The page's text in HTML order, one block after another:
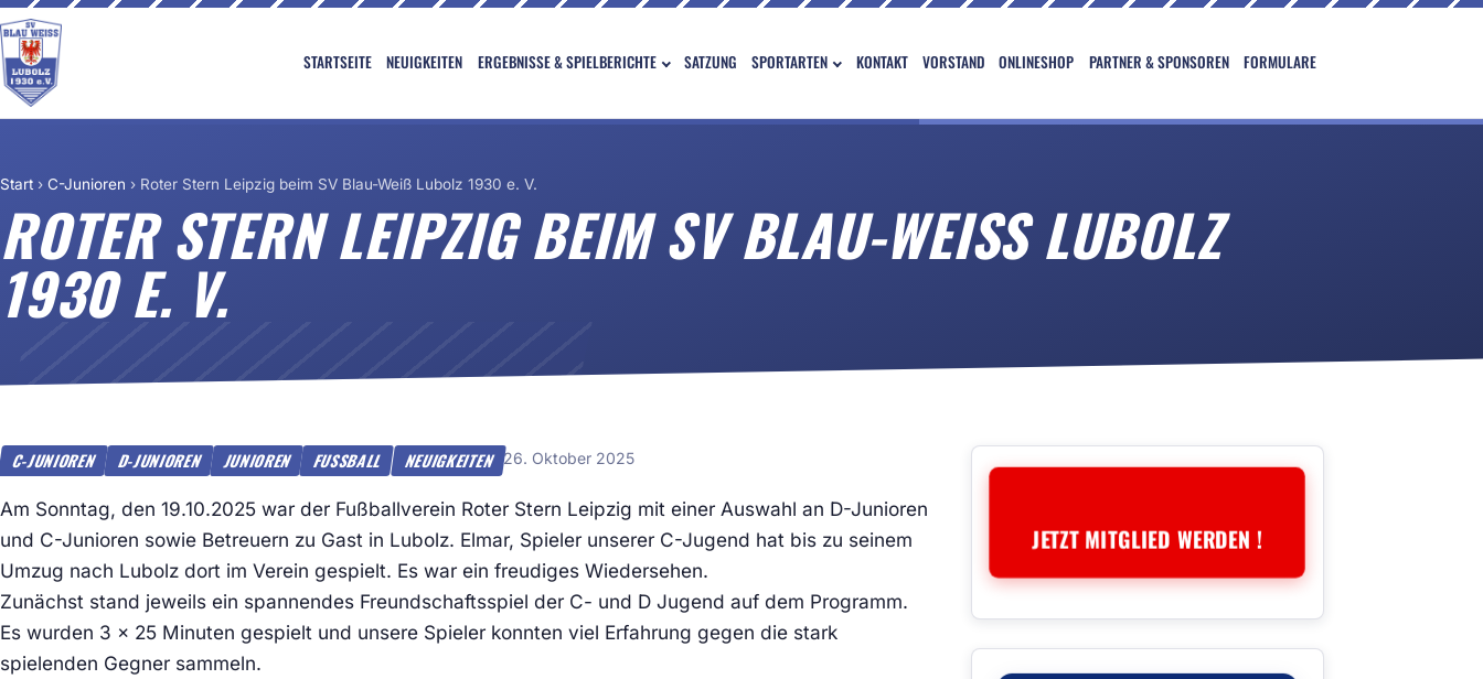
STARTSEITE NEUIGKEITEN ERGEBNISSE & SPIELBERICHTE SATZUNG SPORTARTEN KONTAKT VORSTAND ONLINESHOP PARTNER & SPONSOREN FORMULARE
Start › C-Junioren › Roter Stern Leipzig beim SV Blau-Weiß Lubolz 1930 e. V.
ROTER STERN LEIPZIG BEIM SV BLAU-WEISS LUBOLZ 1
930 E. V.
C-JUNIOREN D-JUNIOREN JUNIOREN FUSSBALL NEUIGKEITEN 26. Oktober 2025
Am Sonntag, den 19.10.2025 war der Fußballverein Roter Stern Leipzig mit einer Auswahl an D-Junioren
und C-Junioren sowie Betreuern zu Gast in Lubolz. Elmar, Spieler unserer C-Jugend hat bis zu seinem
Umzug nach Lubolz dort im Verein gespielt. Es war ein freudiges Wiedersehen.
Zunächst stand jeweils ein spannendes Freundschaftsspiel der C- und D Jugend auf dem Programm.
Es wurden 3 x 25 Minuten gespielt und unsere Spieler konnten viel Erfahrung gegen die stark
spielenden Gegner sammeln.
JETZT MITGLIED WERDEN !